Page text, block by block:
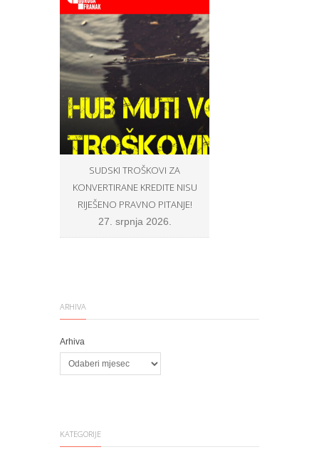
SUDSKI TROŠKOVI ZA
KONVERTIRANE KREDITE NISU
RIJEŠENO PRAVNO PITANJE!
27. srpnja 2026.
ARHIVA
Arhiva
KATEGORIJE